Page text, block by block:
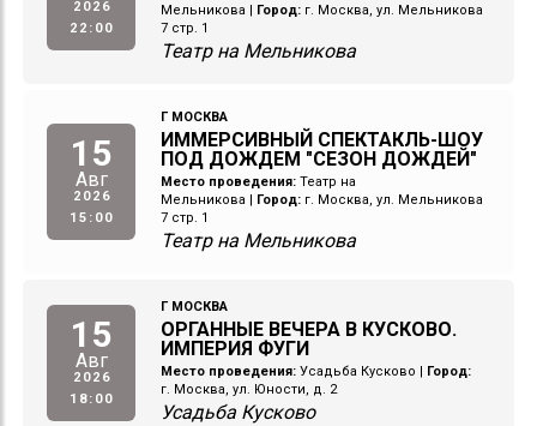
2026
22:00
Мельникова
Город: г. Москва, ул. Мельникова
7 стр. 1
Театр на Мельникова
15
Авг
2026
15:00
Г МОСКВА
ИММЕРСИВНЫЙ СПЕКТАКЛЬ-ШОУ
ПОД ДОЖДЕМ "СЕЗОН ДОЖДЕЙ"
Место проведения: Театр на
Мельникова
Город: г. Москва, ул. Мельникова
7 стр. 1
Театр на Мельникова
15
Авг
2026
18:00
Г МОСКВА
ОРГАННЫЕ ВЕЧЕРА В КУСКОВО.
ИМПЕРИЯ ФУГИ
Место проведения: Усадьба Кусково
Город:
г. Москва, ул. Юности, д. 2
Усадьба Кусково